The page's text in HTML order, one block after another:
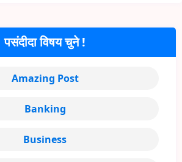
पसंदीदा विषय चुने !
Amazing Post
Banking
Business